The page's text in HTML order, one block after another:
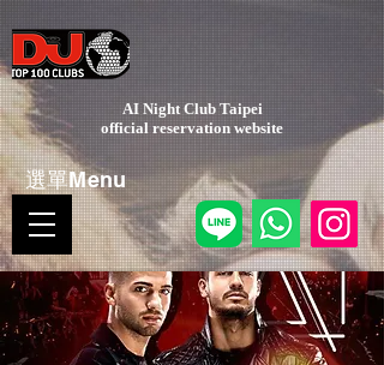
AI Night Club Taipei
​official reservation website
選單Menu